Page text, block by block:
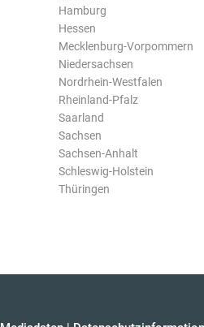
Hamburg
Hessen
Mecklenburg-Vorpommern
Niedersachsen
Nordrhein-Westfalen
Rheinland-Pfalz
Saarland
Sachsen
Sachsen-Anhalt
Schleswig-Holstein
Thüringen